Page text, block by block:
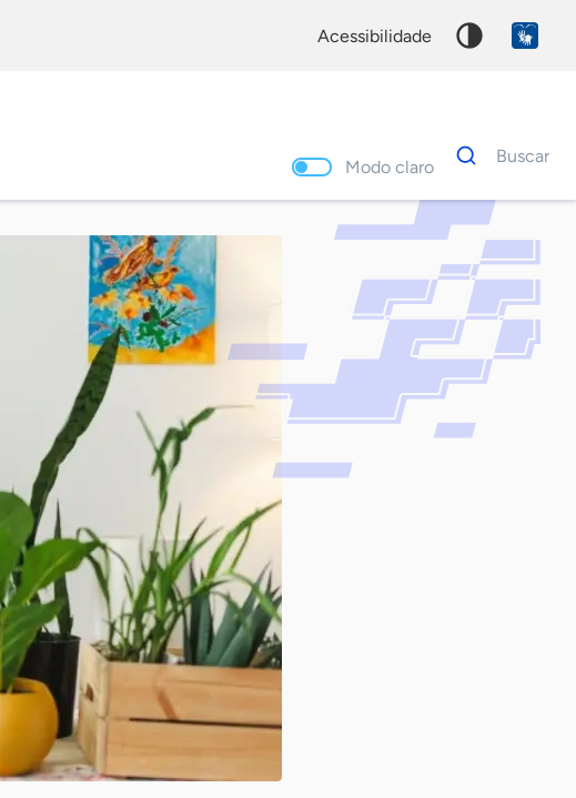
acessibilidade
Modo claro
Dados
para
Buscar
Palavra
chave